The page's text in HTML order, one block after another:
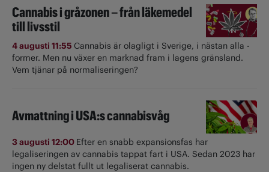
Cannabis i gråzonen – från läkemedel
till livsstil
4 augusti 11:55 Cannabis är olagligt i ­Sverige, i nästan alla ­
former. Men nu växer en marknad fram i lagens gränsland.
Vem tjänar på normaliseringen?
Avmattning i USA:s cannabisvåg
3 augusti 12:00 Efter en snabb expansionsfas har
legaliseringen av cannabis tappat fart i USA. Sedan 2023 har
ingen ny delstat fullt ut ­legaliserat cannabis.